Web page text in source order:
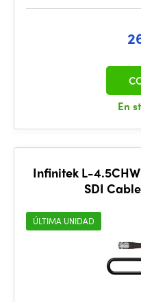
En
Infinitek L-
SDI
ÚLTIMA UNIDAD